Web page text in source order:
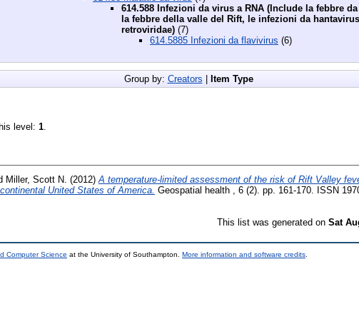
614.588 Infezioni da virus a RNA (Include la febbre
la febbre della valle del Rift, le infezioni da
retroviridae) (7)
614.5885 Infezioni da flavivirus (6)
Group by: Creators | Item Type
level: 1
Miller, Scott N. (2012)A temperature-limited assessment of the risk of Rift Valley
United States of America. Geospatial health , 6 (2). pp. 161-170. ISSN
This list was generated on Sat
Computer Science at the University of Southampton. More information and software credits.